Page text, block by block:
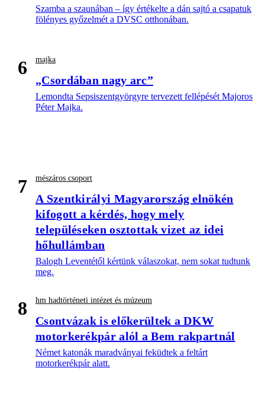
Szamba a szaunában – így értékelte a dán sajtó a csapatuk
fölényes győzelmét a DVSC otthonában.
6 majka
„Csordában nagy arc”
Lemondta Sepsiszentgyörgyre tervezett fellépését Majoros
Péter Majka.
7 mészáros csoport
A Szentkirályi Magyarország elnökén
kifogott a kérdés, hogy mely
településeken osztottak vizet az idei
hőhullámban
Balogh Leventétől kértünk válaszokat, nem sokat tudtunk
meg.
8 hm hadtörténeti intézet és múzeum
Csontvázak is előkerültek a DKW
motorkerékpár alól a Bem rakpartnál
Német katonák maradványai feküdtek a feltárt
motorkerékpár alatt.